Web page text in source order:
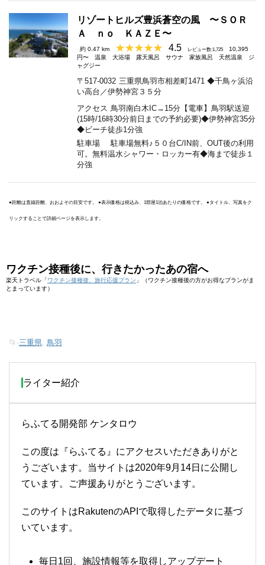
リゾートヒルズ豊浜蒼空の風 〜ＳＯＲ
Ａ ｎｏ ＫＡＺＥ〜
約 0.47 km 4.5 レビュー数:1,725
10,395
円〜
温泉 大浴場 露天風呂 サウナ 家族風呂 天然温泉
ジ
ャグジー
〒517-0032 三重県鳥羽市相差町1471 ◆千鳥ヶ浜沿
い高台／伊勢神宮３５分
アクセス 鳥羽南白木IC→15分【電車】鳥羽駅送迎
(15時/16時30分前日までの予約必要)◆伊勢神宮35分
◆ビーチ徒歩1分強
駐車場
駐車場無料♪５０台C/IN前、OUT後の利用
可。無料温水シャワー・ロッカー有◆海まで徒歩１
分強
●距離は直線距離、おおよその目安です。 ●表示価格は税込み、1部屋1泊あたりの価格です。 ●タイトル、写真をク
リックすることで詳細ページを表示します。
ワクチン接種後に、行きたかったあの宿へ
楽天トラベル「ワクチン接種後、旅行応援プラン 」（ワクチン接種後の方がお得なプランがま
とまっています）
📂-三重県 鳥羽
ライター紹介
らふてる開発部 ケンタロウ
この度は『らふてる』にアクセスいただきありがと
うございます。当サイトは2020年9月14日に公開し
ています。ご声援ありがとうございます。
このサイトはRakutenのAPIで取得したデータに基づ
いています。
毎日1回、施設情報等を取得しアップデート